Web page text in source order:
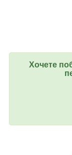
Хочете